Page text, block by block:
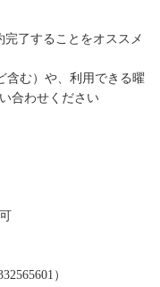
了することをオススメ
含む）や、利用できる曜
合わせください
）